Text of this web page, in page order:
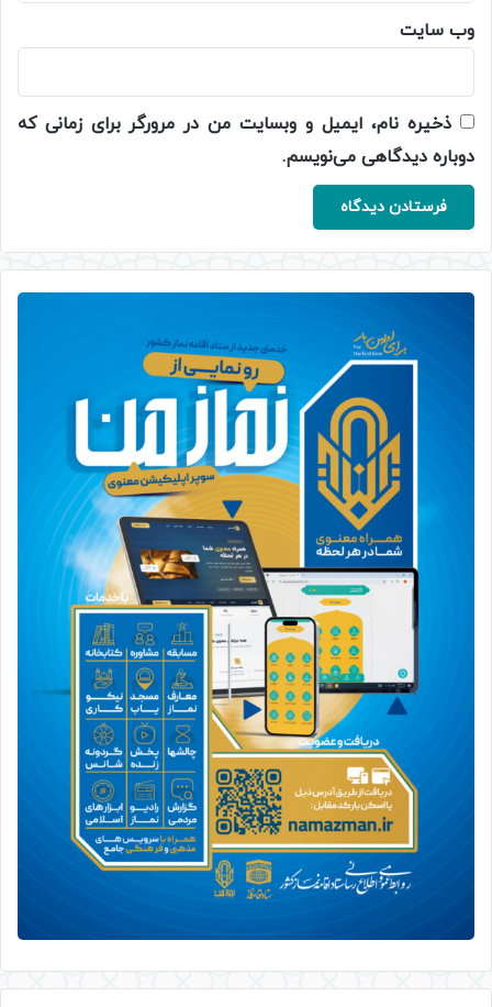
وب‌ سایت
ذخیره نام، ایمیل و وبسایت من در مرورگر برای زمانی که
دوباره دیدگاهی می‌نویسم.